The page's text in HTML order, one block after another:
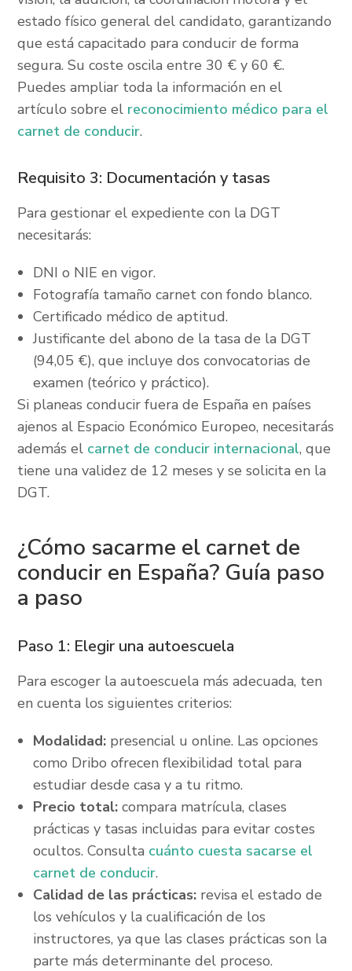
estado físico general del candidato, garantizando
que está capacitado para conducir de forma
segura. Su coste oscila entre 30 € y 60 €.
Puedes ampliar toda la información en el
artículo sobre el reconocimiento médico para el
carnet de conducir.
Requisito 3: Documentación y tasas
Para gestionar el expediente con la DGT
necesitarás:
DNI o NIE en vigor.
Fotografía tamaño carnet con fondo blanco.
Certificado médico de aptitud.
Justificante del abono de la tasa de la DGT
(94,05 €), que incluye dos convocatorias de
examen (teórico y práctico).
Si planeas conducir fuera de España en países
ajenos al Espacio Económico Europeo, necesitarás
además el carnet de conducir internacional, que
tiene una validez de 12 meses y se solicita en la
DGT.
¿Cómo sacarme el carnet de
conducir en España? Guía paso
a paso
Paso 1: Elegir una autoescuela
Para escoger la autoescuela más adecuada, ten
en cuenta los siguientes criterios:
Modalidad: presencial u online. Las opciones
como Dribo ofrecen flexibilidad total para
estudiar desde casa y a tu ritmo.
Precio total: compara matrícula, clases
prácticas y tasas incluidas para evitar costes
ocultos. Consulta cuánto cuesta sacarse el
carnet de conducir.
Calidad de las prácticas: revisa el estado de
los vehículos y la cualificación de los
instructores, ya que las clases prácticas son la
parte más determinante del proceso.